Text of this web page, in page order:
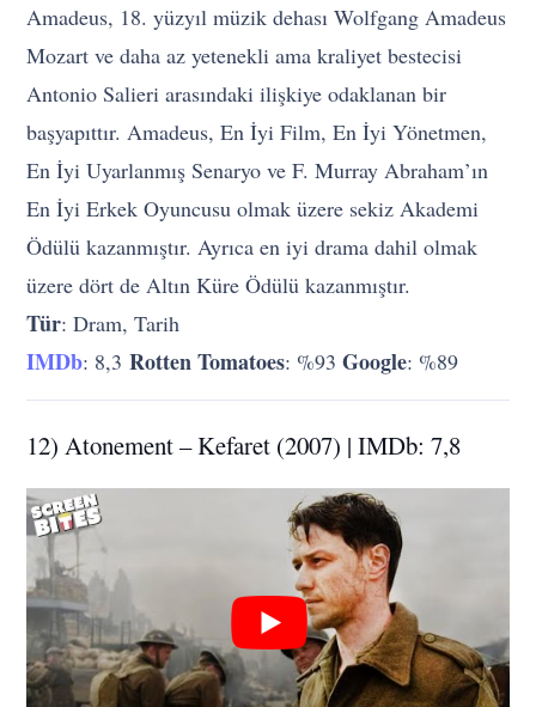
Amadeus, 18. yüzyıl müzik dehası Wolfgang Amadeus
Mozart ve daha az yetenekli ama kraliyet bestecisi
Antonio Salieri arasındaki ilişkiye odaklanan bir
başyapıttır. Amadeus, En İyi Film, En İyi Yönetmen,
En İyi Uyarlanmış Senaryo ve F. Murray Abraham’ın
En İyi Erkek Oyuncusu olmak üzere sekiz Akademi
Ödülü kazanmıştır. Ayrıca en iyi drama dahil olmak
üzere dört de Altın Küre Ödülü kazanmıştır.
Tür: Dram, Tarih
IMDb: 8,3Rotten Tomatoes: %93Google: %89
12) Atonement – Kefaret (2007) | IMDb: 7,8